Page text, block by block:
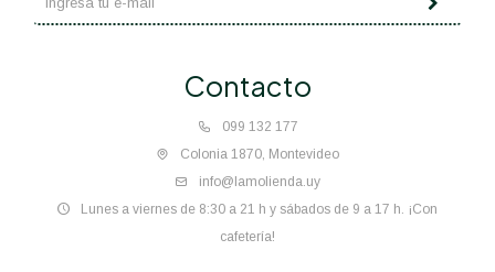
Contacto
099 132 177
Colonia 1870, Montevideo
info@lamolienda.uy
Lunes a viernes de 8:30 a 21 h y sábados de 9 a 17 h. ¡Con
cafetería!